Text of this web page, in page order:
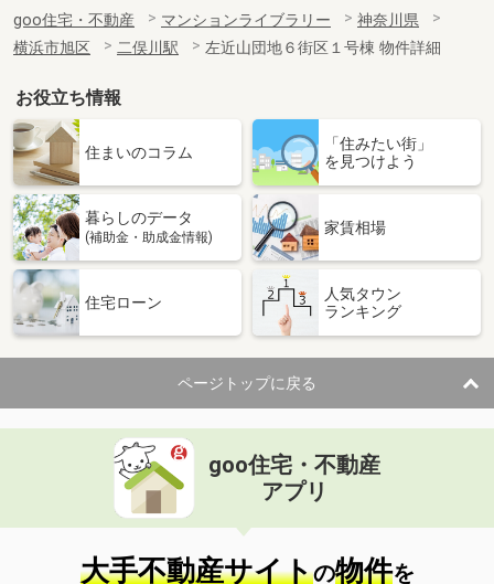
goo住宅・不動産 マンションライブラリー
神奈川県
横浜市旭区
二俣川駅 左近山団地６街区１号棟 物件詳細
お役立ち情報
住まいのコラム
「住みたい街」
を見つけよう
暮らしのデータ
(補助金・助成金情報)
家賃相場
住宅ローン
人気タウン
ランキング
ページトップに戻る
goo住宅・不動産
アプリ
大手不動産サイトの物件を